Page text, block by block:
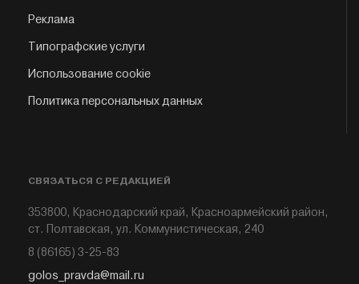
Реклама
Типографские услуги
Использование cookie
Политика персональных данных
СВЯЗАТЬСЯ С РЕДАКЦИЕЙ
353800, Краснодарский край, Красноармейский район,
ст. Полтавская, ул. Коммунистическая, 240
8 (86165) 3-25-83
golos_pravda@mail.ru